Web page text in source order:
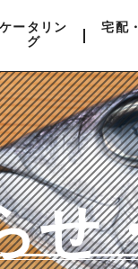
ケータリン
グ
宅配
せ